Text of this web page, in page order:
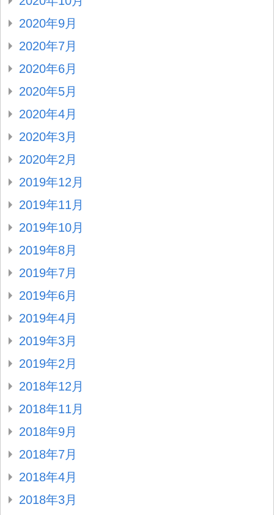
2020年9月
2020年7月
2020年6月
2020年5月
2020年4月
2020年3月
2020年2月
2019年12月
2019年11月
2019年10月
2019年8月
2019年7月
2019年6月
2019年4月
2019年3月
2019年2月
2018年12月
2018年11月
2018年9月
2018年7月
2018年4月
2018年3月